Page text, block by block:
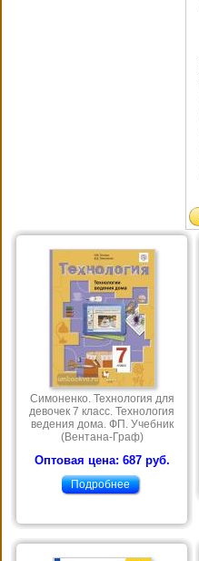
Симоненко. Технология для
девочек 7 класс. Технология
ведения дома. ФП. Учебник
(Вентана-Граф)
Оптовая цена: 687 руб.
Подробнее